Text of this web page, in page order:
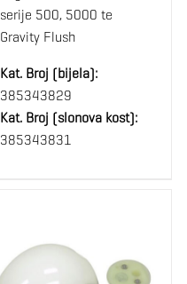
serije 500, 5000 te
Gravity Flush
Kat. Broj (bijela):
385343829
Kat. Broj (slonova kost):
385343831